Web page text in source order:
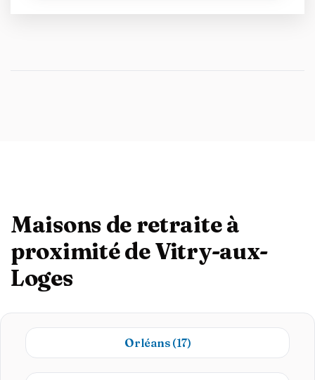
Maisons de retraite à
proximité de Vitry-aux-
Loges
Orléans (17)